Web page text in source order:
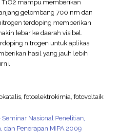
TiO2 mampu memberikan
gelombang 700 nm dan
terdoping memberikan
lebar ke daerah visibel.
nitrogen untuk aplikasi
hasil yang jauh lebih
fotoelektrokimia, fotovoltaik
Seminar Nasional Penelitian,
dan Penerapan MIPA 2009